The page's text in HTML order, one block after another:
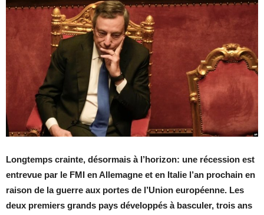
Longtemps crainte, désormais à l’horizon: une récession est
entrevue par le FMI en Allemagne et en Italie l’an prochain en
raison de la guerre aux portes de l’Union européenne. Les
deux premiers grands pays développés à basculer, trois ans